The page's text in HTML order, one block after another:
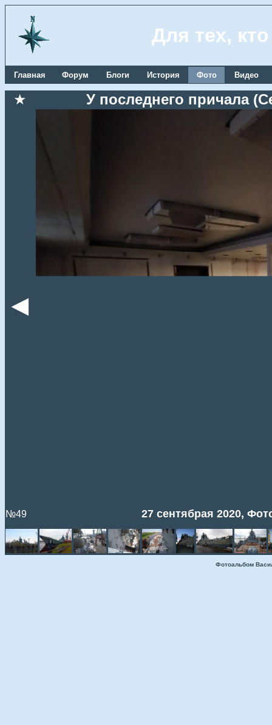
Для тех,
Главная Форум Блоги История Фото Видео
★ У последнего причала
◄
№49 27 сентябрая 2020,
Фотоальбом